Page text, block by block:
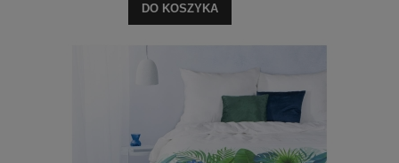
DO KOSZYKA